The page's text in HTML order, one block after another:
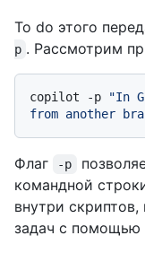
To do этого
p . Рассмотрим
copilot -p
"In
from another
Флаг -p
командной
внутри
задач с